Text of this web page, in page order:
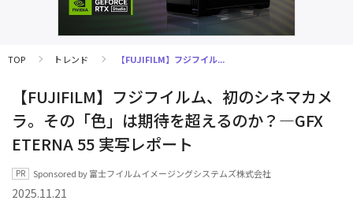
TOP トレンド 【FUJIFILM】フジフイル...
【FUJIFILM】フジフイルム、初のシネマカメ
ラ。その「色」は期待を超えるのか？—GFX
ETERNA 55 実写レポート
Sponsored by 富士フイルムイメージングシステムズ株式会社
2025.11.21